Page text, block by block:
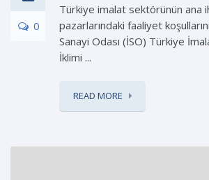
0
Türkiye imalat sektörünün ana
pazarlarındaki faaliyet
Sanayi Odası (İSO) Türkiye
İklimi ...
READ MORE